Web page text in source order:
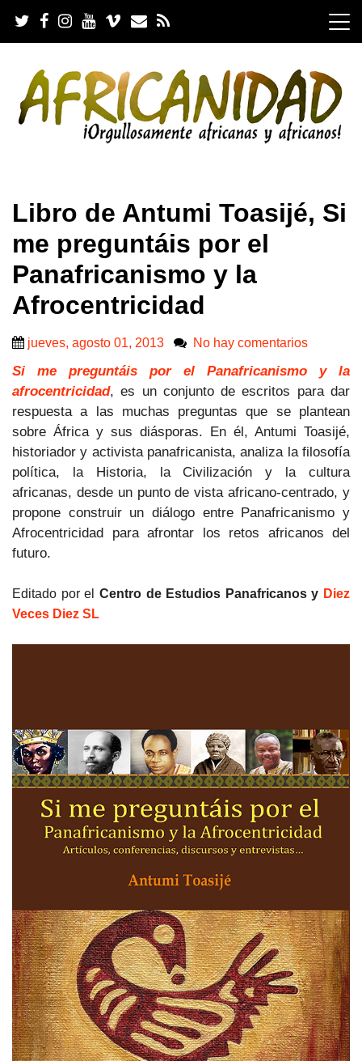
i
Libro de Antumi Toasijé, Si
me preguntáis por el
Panafricanismo y la
Afrocentricidad
jueves, agosto 01, 2013 No hay comentarios
Si me preguntáis por el Panafricanismo y la
afrocentricidad, es un conjunto de escritos para dar
respuesta a las muchas preguntas que se plantean
sobre África y sus diásporas. En él, Antumi Toasijé,
historiador y activista panafricanista, analiza la filosofía
política, la Historia, la Civilización y la cultura
africanas, desde un punto de vista africano-centrado, y
propone construir un diálogo entre Panafricanismo y
Afrocentricidad para afrontar los retos africanos del
futuro.
Editado por el Centro de Estudios Panafricanos y Diez
Veces Diez SL